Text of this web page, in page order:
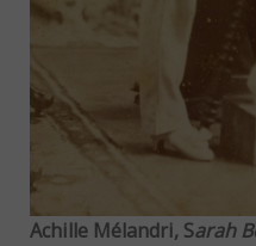
Achille Mélandri, Sarah